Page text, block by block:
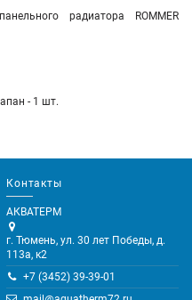
радиатора ROMMER
- 1 шт.
Контакты
АКВАТЕРМ
г. Тюмень, ул. 30 лет Победы, д.
113а, к2
+7 (3452) 39-39-01